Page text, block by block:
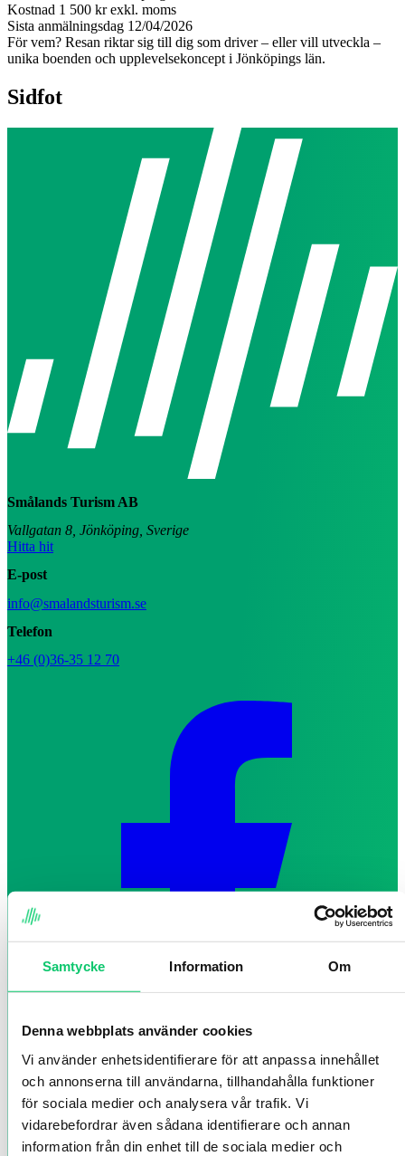
Samtycke Information Om
Denna webbplats använder cookies
Vi använder enhetsidentifierare för att anpassa innehållet
och annonserna till användarna, tillhandahålla funktioner
för sociala medier och analysera vår trafik. Vi
vidarebefordrar även sådana identifierare och annan
information från din enhet till de sociala medier och
Kostnad 1 500 kr exkl. moms
Sista anmälningsdag 12/04/2026
För vem? Resan riktar sig till dig som driver – eller vill utveckla –
unika boenden och upplevelsekoncept i Jönköpings län.
Sidfot
Smålands Turism AB
Vallgatan 8, Jönköping, Sverige
Hitta hit
E-post
info@smalandsturism.se
Telefon
+46 (0)36-35 12 70